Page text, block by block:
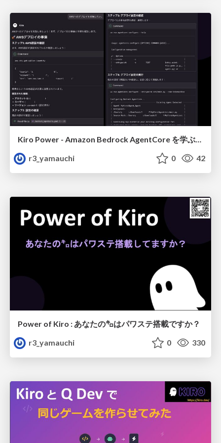
Kiro Power - Amazon Bedrock AgentCore を学ぶ、もう一つの方法 (デプロイ編)
r3_yamauchi
0 42
Power of Kiro : あなたの㌔はパワステ搭載ですか？
r3_yamauchi
0 330